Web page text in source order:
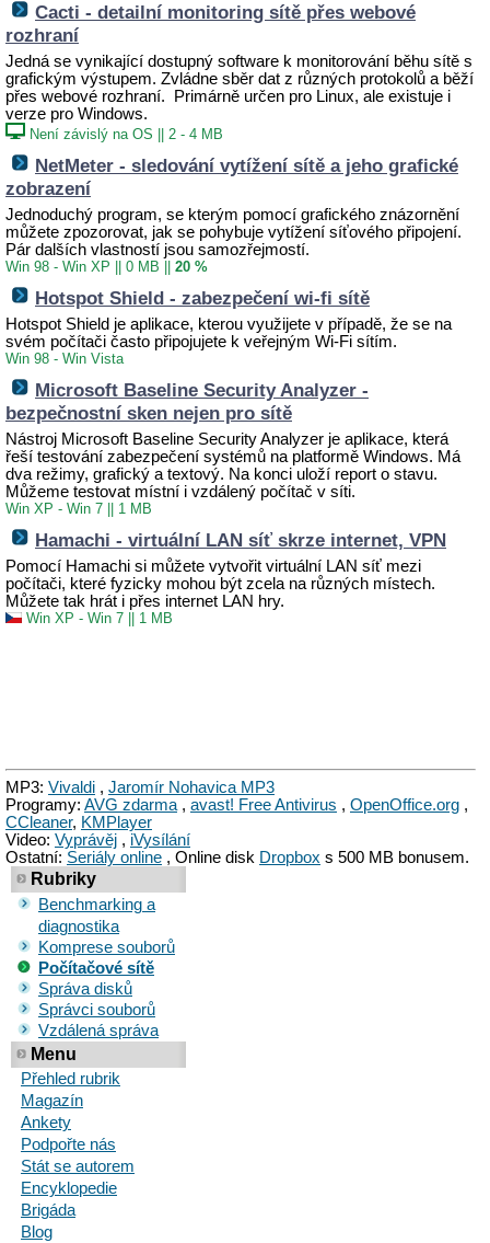
Cacti - detailní monitoring sítě přes webové
rozhraní
Jedná se vynikající dostupný software k monitorování běhu sítě s
grafickým výstupem. Zvládne sběr dat z různých protokolů a běží
přes webové rozhraní. Primárně určen pro Linux, ale existuje i
verze pro Windows.
Není závislý na OS 2 - 4 MB
NetMeter - sledování vytížení sítě a jeho grafické
zobrazení
Jednoduchý program, se kterým pomocí grafického znázornění
můžete zpozorovat, jak se pohybuje vytížení síťového připojení.
Pár dalších vlastností jsou samozřejmostí.
Win 98 - Win XP 0 MB 20 %
Hotspot Shield - zabezpečení wi-fi sítě
Hotspot Shield je aplikace, kterou využijete v případě, že se na
svém počítači často připojujete k veřejným Wi-Fi sítím.
Win 98 - Win Vista
Microsoft Baseline Security Analyzer -
bezpečnostní sken nejen pro sítě
Nástroj Microsoft Baseline Security Analyzer je aplikace, která
řeší testování zabezpečení systémů na platformě Windows. Má
dva režimy, grafický a textový. Na konci uloží report o stavu.
Můžeme testovat místní i vzdálený počítač v síti.
Win XP - Win 7 1 MB
Hamachi - virtuální LAN síť skrze internet, VPN
Pomocí Hamachi si můžete vytvořit virtuální LAN síť mezi
počítači, které fyzicky mohou být zcela na různých místech.
Můžete tak hrát i přes internet LAN hry.
Win XP - Win 7 1 MB
MP3: Vivaldi , Jaromír Nohavica MP3
Programy: AVG zdarma, avast! Free Antivirus , OpenOffice.org ,
CCleaner, KMPlayer
Video: Vyprávěj , iVysílání
Ostatní: Seriály online , Online disk Dropbox s 500 MB bonusem.
Rubriky
Benchmarking a
diagnostika
Komprese souborů
Počítačové sítě
Správa disků
Správci souborů
Vzdálená správa
Menu
Přehled rubrik
Magazín
Ankety
Podpořte nás
Stát se autorem
Encyklopedie
Brigáda
Blog